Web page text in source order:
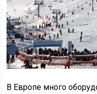
В Европе много